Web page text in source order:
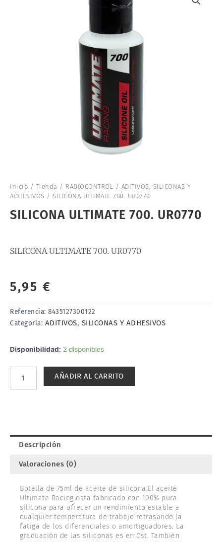
Inicio / Tienda / RADIOCONTROL / ADITIVOS, SILICONAS Y
ADHESIVOS / SILICONA ULTIMATE 700. UR0770
SILICONA ULTIMATE 700. UR0770
SILICONA ULTIMATE 700. UR0770
5,95 €
Referencia: 8435127300122
Categoría: ADITIVOS, SILICONAS Y ADHESIVOS
Disponibilidad: 2 disponibles
SILICONA
UR0770
AÑADIR AL CARRITO
Descripción
Valoraciones (0)
Botella de 75ml de aceite de silicona.El aceite
Ultimate Racing esta fabricado con 100% pura
silicona para ofrecer un rendimiento estable a
cualquier temperatura de trabajo retrasando la
fatiga de los diferenciales o amortiguadores. La
graduación de las siliconas es en Cst. También